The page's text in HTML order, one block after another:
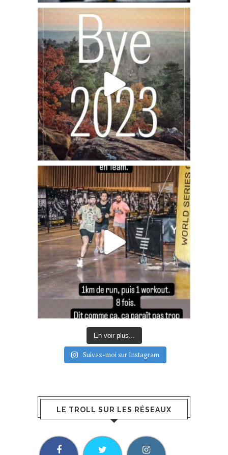
En voir plus...
Suivez-moi sur Instagram
LE TROLL SUR LES RÉSEAUX